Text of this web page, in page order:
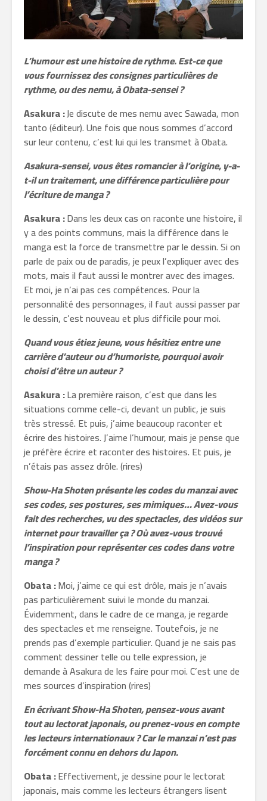
L’humour est une histoire de rythme. Est-ce que
vous fournissez des consignes particulières de
rythme, ou des nemu, à Obata-sensei ?
Asakura :Je discute de mes nemu avec Sawada, mon
tanto (éditeur). Une fois que nous sommes d’accord
sur leur contenu, c’est lui qui les transmet à Obata.
Asakura-sensei, vous êtes romancier à l’origine, y-a-
t-il un traitement, une différence particulière pour
l’écriture de manga ?
Asakura :Dans les deux cas on raconte une histoire, il
y a des points communs, mais la différence dans le
manga est la force de transmettre par le dessin. Si on
parle de paix ou de paradis, je peux l’expliquer avec des
mots, mais il faut aussi le montrer avec des images.
Et moi, je n’ai pas ces compétences. Pour la
personnalité des personnages, il faut aussi passer par
le dessin, c’est nouveau et plus difficile pour moi.
Quand vous étiez jeune, vous hésitiez entre une
carrière d’auteur ou d’humoriste, pourquoi avoir
choisi d’être un auteur ?
Asakura :La première raison, c’est que dans les
situations comme celle-ci, devant un public, je suis
très stressé. Et puis, j’aime beaucoup raconter et
écrire des histoires. J’aime l’humour, mais je pense que
je préfère écrire et raconter des histoires. Et puis, je
n’étais pas assez drôle. (rires)
Show-Ha Shoten présente les codes du manzai avec
ses codes, ses postures, ses mimiques… Avez-vous
fait des recherches, vu des spectacles, des vidéos sur
internet pour travailler ça ? Où avez-vous trouvé
l’inspiration pour représenter ces codes dans votre
manga ?
Obata :Moi, j’aime ce qui est drôle, mais je n’avais
pas particulièrement suivi le monde du manzai.
Évidemment, dans le cadre de ce manga, je regarde
des spectacles et me renseigne. Toutefois, je ne
prends pas d’exemple particulier. Quand je ne sais pas
comment dessiner telle ou telle expression, je
demande à Asakura de les faire pour moi. C’est une de
mes sources d’inspiration (rires)
En écrivant Show-Ha Shoten, pensez-vous avant
tout au lectorat japonais, ou prenez-vous en compte
les lecteurs internationaux ? Car le manzai n’est pas
forcément connu en dehors du Japon.
Obata :Effectivement, je dessine pour le lectorat
japonais, mais comme les lecteurs étrangers lisent